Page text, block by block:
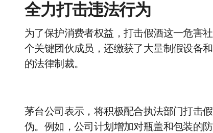
全力打击违法行为
为了保护消费者权益，打击假酒这一危害
个关键团伙成员，还缴获了大量制假设备
的法律制裁。
茅台公司表示，将积极配合执法部门打击
伪。例如，公司计划增加对瓶盖和包装的